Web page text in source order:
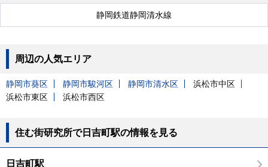
静岡鉄道静岡清水線
周辺の人気エリア
静岡市葵区 静岡市駿河区 静岡市清水区
浜松市中区
浜松市東区
浜松市西区
住む街研究所で日吉町駅の情報を見る
日吉町駅